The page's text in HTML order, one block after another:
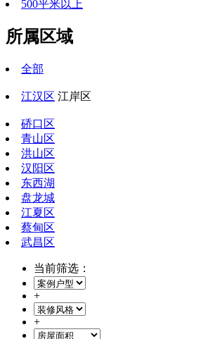
500平米以上
所属区域
全部
江汉区 江岸区
硚口区
青山区
洪山区
汉阳区
东西湖
盘龙城
江夏区
蔡甸区
武昌区
当前筛选：
+
+